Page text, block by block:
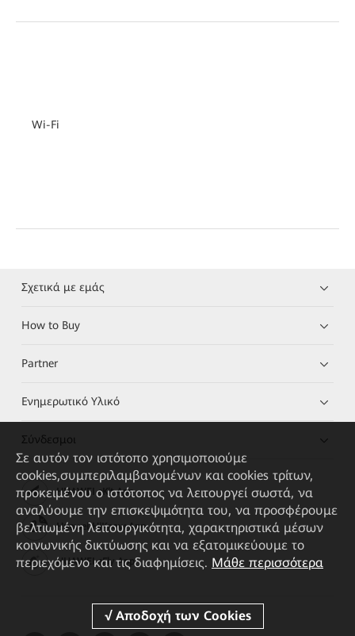
Wi-Fi
Σχετικά με εμάς
How to Buy
Partner
Ενημερωτικό Υλικό
Σύνδεσμοι
HUAWEI eKit App
Huawei HiKnow App
HUAWEI eFly App
Σε αυτόν τον ιστότοπο χρησιμοποιούμε
cookies,συμπεριλαμβανομένων και cookies τρίτων,
προκειμένου ο ιστότοπος να λειτουργεί σωστά, να
αναλύουμε την επισκεψιμότητα του, να προσφέρουμε
βελτιωμένη λειτουργικότητα, χαρακτηριστικά μέσων
κοινωνικής δικτύωσης και να εξατομικεύουμε το
περιεχόμενο και τις διαφημίσεις. Μάθε περισσότερα